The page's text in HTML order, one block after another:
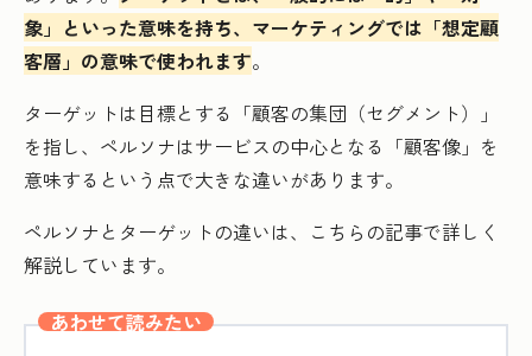
象」といった意味を持ち、マーケティングでは「想定顧
客層」の意味で使われます。
ターゲットは目標とする「顧客の集団（セグメント）」
を指し、ペルソナはサービスの中心となる「顧客像」を
意味するという点で大きな違いがあります。
ペルソナとターゲットの違いは、こちらの記事で詳しく
解説しています。
あわせて読みたい